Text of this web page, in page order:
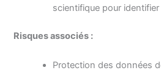
scientifique pour
Risques associés :
Protection des données